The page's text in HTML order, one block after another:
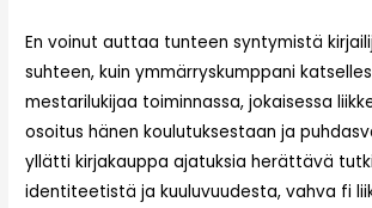
En voinut auttaa tunteen syntymistä
suhteen, kuin ymmärryskumppani
mestarilukijaa toiminnassa, jokaisessa
osoitus hänen koulutuksestaan ja
yllätti kirjakauppa ajatuksia herättävä
identiteetistä ja kuuluvuudesta, vahva fi